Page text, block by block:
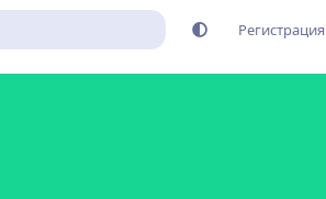
Регистрация